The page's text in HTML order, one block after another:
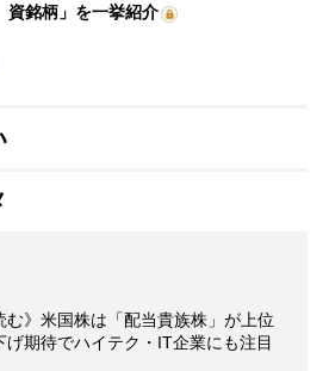
資銘柄」を一挙紹介
む》米国株は「配当貴族株」が上位
期待でハイテク・IT企業にも注目